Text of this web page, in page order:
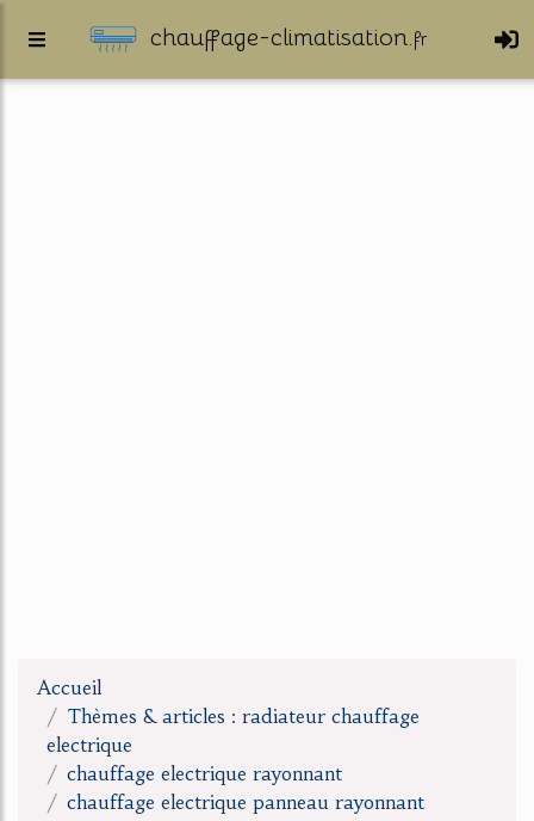
chauffage-climatisation.fr
Accueil
Thèmes & articles : radiateur chauffage
electrique
chauffage electrique rayonnant
chauffage electrique panneau rayonnant